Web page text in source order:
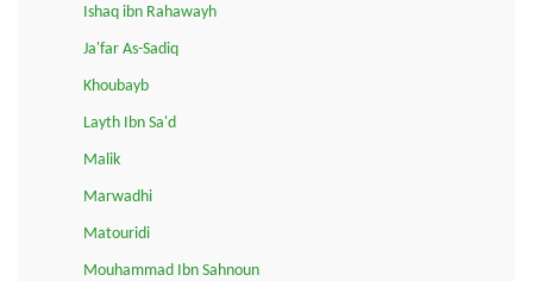
Ishaq ibn Rahawayh
Ja'far As-Sadiq
Khoubayb
Layth Ibn Sa'd
Malik
Marwadhi
Matouridi
Mouhammad Ibn Sahnoun